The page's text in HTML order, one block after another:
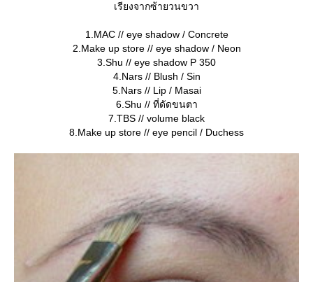
เรียงจากซ้ายวนขวา
1.MAC // eye shadow / Concrete
2.Make up store // eye shadow / Neon
3.Shu // eye shadow P 350
4.Nars // Blush / Sin
5.Nars // Lip / Masai
6.Shu // ที่ดัดขนตา
7.TBS // volume black
8.Make up store // eye pencil / Duchess